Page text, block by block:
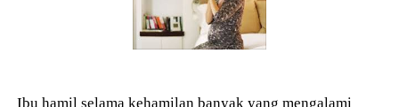
Ibu hamil selama kehamilan banyak yang mengalami